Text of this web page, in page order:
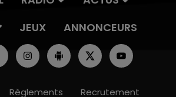
JEUX ANNONCEURS
Règlements Recrutement